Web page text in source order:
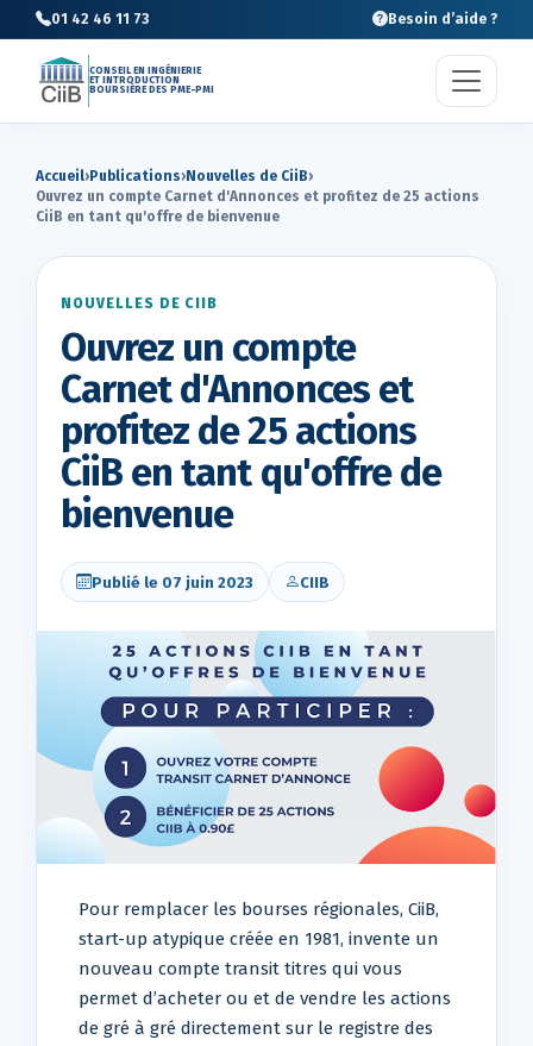
01 42 46 11 73 Besoin d’aide ?
CONSEIL EN INGÉNIERIE
ET INTRODUCTION
BOURSIÈRE DES PME-PMI
Accueil› Publications›Nouvelles de CiiB›
Ouvrez un compte Carnet d'Annonces et profitez de 25 actions
CiiB en tant qu'offre de bienvenue
NOUVELLES DE CIIB
Ouvrez un compte
Carnet d'Annonces et
profitez de 25 actions
CiiB en tant qu'offre de
bienvenue
Publié le 07 juin 2023 CIIB
Pour remplacer les bourses régionales, CiiB,
start-up atypique créée en 1981, invente un
nouveau compte transit titres qui vous
permet d’acheter ou et de vendre les actions
de gré à gré directement sur le registre des